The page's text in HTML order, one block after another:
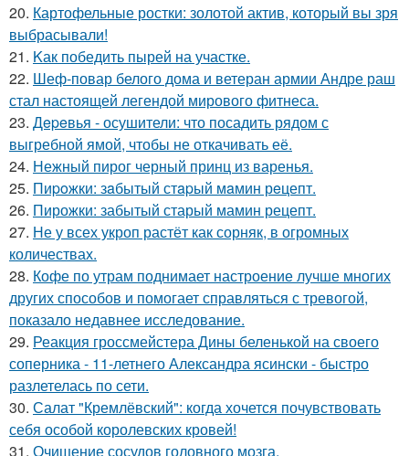
20. Картофельные ростки: золотой актив, который вы зря
выбрасывали!
21. Kак победить пырей на участке.
22. Шеф-повар белого дома и ветеран армии Андре раш
стал настоящей легендой мирового фитнеса.
23. Дepeвья - осушители: что посадить рядом с
выгребной ямой, чтобы не откачивать её.
24. Нежный пирог черный принц из варенья.
25. Пиpoжки: зaбытый стapый мaмин рeцепт.
26. Пирожки: забытый старый мамин рецепт.
27. Не у всех укроп растёт как сорняк, в огромных
количествах.
28. Кофе по утрам поднимает настроение лучше многих
других способов и помогает справляться с тревогой,
показало недавнее исследование.
29. Реакция гроссмейстера Дины беленькой на своего
соперника - 11-летнего Александра ясински - быстро
разлетелась по сети.
30. Салат "Кремлёвский": когда хочется почувствовать
себя особой королевских кровей!
31. Очищение сосудов головного мозга.